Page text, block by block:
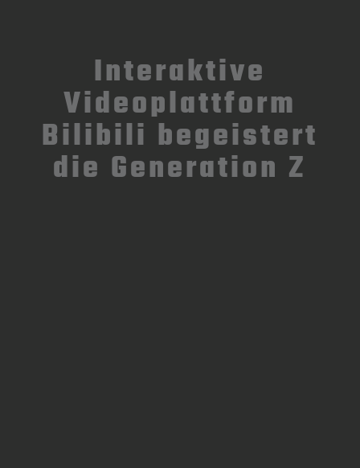
Interaktive
Videoplattform
Bilibili begeistert
die Generation Z